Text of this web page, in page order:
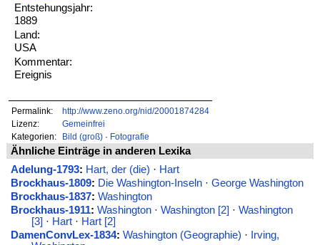
Entstehungsjahr:
1889
Land:
USA
Kommentar:
Ereignis
Permalink:
http://www.zeno.org/nid/20001874284
Lizenz:
Gemeinfrei
Kategorien:
Bild (groß)· Fotografie
Ähnliche Einträge in anderen Lexika
Adelung-1793: Hart, der (die) · Hart
Brockhaus-1809: Die Washington-Inseln· George Washington
Brockhaus-1837: Washington
Brockhaus-1911: Washington· Washington [2] · Washington
[3] · Hart· Hart [2]
DamenConvLex-1834: Washington (Geographie) ·
Irving,